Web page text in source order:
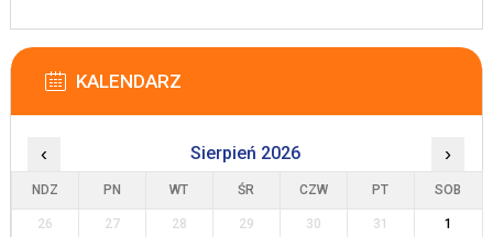
KALENDARZ
‹ Sierpień 2026 ›
NDZ PN WT ŚR CZW PT SOB
26 27 28 29 30 31
1